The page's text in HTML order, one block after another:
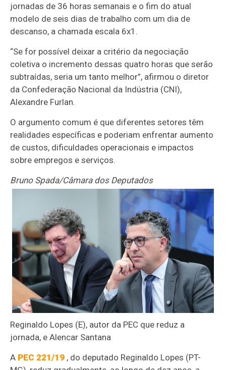
jornadas de 36 horas semanais e o fim do atual
modelo de seis dias de trabalho com um dia de
descanso, a chamada escala 6x1.
“Se for possível deixar a critério da negociação
coletiva o incremento dessas quatro horas que serão
subtraídas, seria um tanto melhor”, afirmou o diretor
da Confederação Nacional da Indústria (CNI),
Alexandre Furlan.
O argumento comum é que diferentes setores têm
realidades específicas e poderiam enfrentar aumento
de custos, dificuldades operacionais e impactos
sobre empregos e serviços.
Bruno Spada/Câmara dos Deputados
Reginaldo Lopes (E), autor da PEC que reduz a
jornada, e Alencar Santana
A PEC 221/19 , do deputado Reginaldo Lopes (PT-